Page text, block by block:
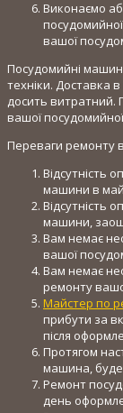
Виконаємо
вашої
Посудомийні
техніки. Доставка
досить
вашої
Переваги ремонту
Відсутність
машини в
Відсутність
машини,
Вам немає
вашої
Вам немає
ремонту
Майстер по
прибути за
після
Протягом
машина, буде
Ремонт
день